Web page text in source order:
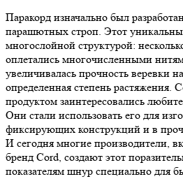
Паракорд изначально был
парашютных строп. Этот
многослойной структурой:
оплетались многочисленными
увеличивалась прочность веревки
определенная степень растяжения.
продуктом заинтересовались
Они стали использовать его для
фиксирующих конструкций и в
И сегодня многие производители,
бренд Cord, создают этот
показателям шнур специально для